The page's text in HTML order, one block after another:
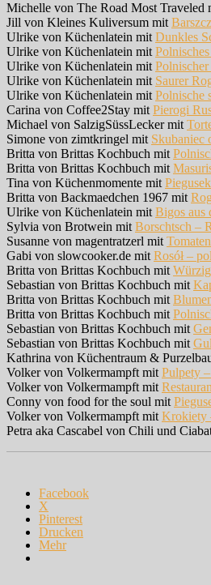
Michelle von The Road Most Traveled
Jill von Kleines Kuliversum mit
Ulrike von Küchenlatein mit Dunkles
Ulrike von Küchenlatein mit
Ulrike von Küchenlatein mit
Ulrike von Küchenlatein mit Saurer
Ulrike von Küchenlatein mit Polnische
Carina von Coffee2Stay mit Pierogi
Michael von SalzigSüssLecker mit
Simone von zimtkringel mit Skubaniec
Britta von Brittas Kochbuch mit
Britta von Brittas Kochbuch mit
Tina von Küchenmomente mit
Britta von Backmaedchen 1967 mit
Ulrike von Küchenlatein mit Bigos aus
Sylvia von Brotwein mit Borschtsch –
Susanne von magentratzerl mit
Gabi von slowcooker.de mit Rosół –
Britta von Brittas Kochbuch mit
Sebastian von Brittas Kochbuch mit
Britta von Brittas Kochbuch mit
Britta von Brittas Kochbuch mit
Sebastian von Brittas Kochbuch mit
Sebastian von Brittas Kochbuch mit
Kathrina von Küchentraum &
Volker von Volkermampft mit Pulpety
Volker von Volkermampft mit
Conny von food for the soul mit
Volker von Volkermampft mit Krokiety
Petra aka Cascabel von Chili und
Facebook
X
Pinterest
Drucken
Mehr